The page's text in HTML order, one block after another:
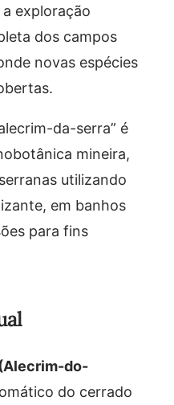
exploração
dos campos
novas espécies
da-serra” é
mineira,
utilizando
em banhos
para fins
do-
do cerrado